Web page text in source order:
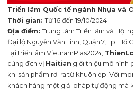
Triển lãm Quốc tế ngành Nhựa và
Thời gian:Từ 16 đến 19/10/2024
Địa điểm:Trung tâm Triển lãm và Hội
Đại lộ Nguyễn Văn Linh, Quận 7, Tp. Hồ
Tại triển lãm VietnamPlas2024,
cùng đơn vị Haitian giới thiệu mô hình
khi sản phẩm rơi ra từ khuôn ép. Với
khách hàng một giải pháp tự động mà